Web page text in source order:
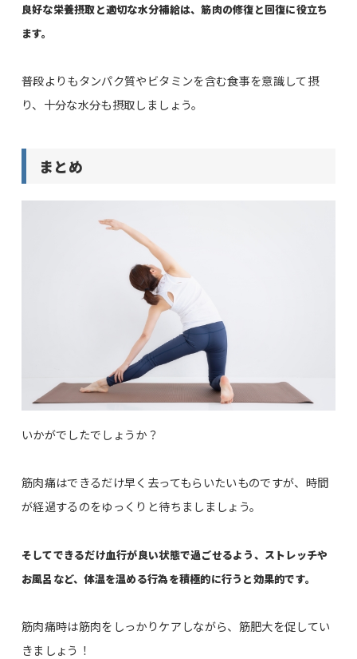
良好な栄養摂取と適切な水分補給は、筋肉の修復と回復に役立ち
ます。
普段よりもタンパク質やビタミンを含む食事を意識して摂
り、十分な水分も摂取しましょう。
まとめ
いかがでしたでしょうか？
筋肉痛はできるだけ早く去ってもらいたいものですが、時間
が経過するのをゆっくりと待ちましましょう。
そしてできるだけ血行が良い状態で過ごせるよう、ストレッチや
お風呂など、体温を温める行為を積極的に行うと効果的です。
筋肉痛時は筋肉をしっかりケアしながら、筋肥大を促してい
きましょう！